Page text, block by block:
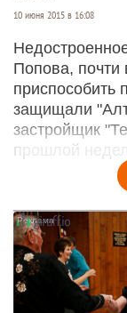
10 июня 2015 в 16:08
Попова, почти
приспособить
защищали
застройщик
прошлой